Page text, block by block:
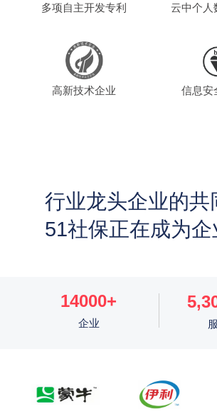
多项自主开发专利 云中个人
高新技术企业 信息安
行业龙头企业的共
51社保正在成为
14000+
企业